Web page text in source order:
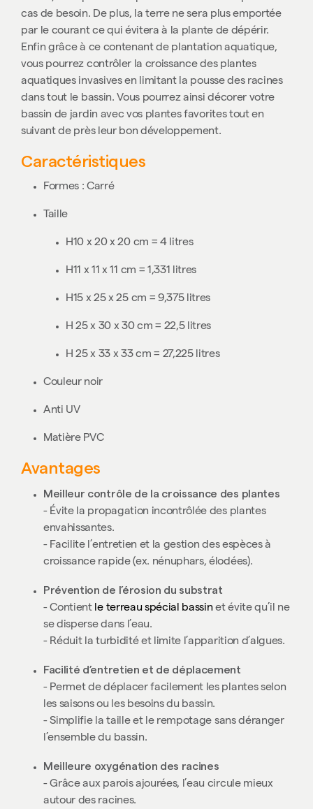
cas de besoin. De plus, la terre ne sera plus emportée
par le courant ce qui évitera à la plante de dépérir.
Enfin grâce à ce contenant de plantation aquatique,
vous pourrez contrôler la croissance des plantes
aquatiques invasives en limitant la pousse des racines
dans tout le bassin. Vous pourrez ainsi décorer votre
bassin de jardin avec vos plantes favorites tout en
suivant de près leur bon développement.
Caractéristiques
Formes : Carré
Taille
H10 x 20 x 20 cm = 4 litres
H11 x 11 x 11 cm = 1,331 litres
H15 x 25 x 25 cm = 9,375 litres
H 25 x 30 x 30 cm = 22,5 litres
H 25 x 33 x 33 cm = 27,225 litres
Couleur noir
Anti UV
Matière PVC
Avantages
Meilleur contrôle de la croissance des plantes
- Évite la propagation incontrôlée des plantes
envahissantes.
- Facilite l’entretien et la gestion des espèces à
croissance rapide (ex. nénuphars, élodées).
Prévention de l’érosion du substrat
- Contient le terreau spécial bassinet évite qu’il ne
se disperse dans l’eau.
- Réduit la turbidité et limite l’apparition d’algues.
Facilité d’entretien et de déplacement
- Permet de déplacer facilement les plantes selon
les saisons ou les besoins du bassin.
- Simplifie la taille et le rempotage sans déranger
l’ensemble du bassin.
Meilleure oxygénation des racines
- Grâce aux parois ajourées, l’eau circule mieux
autour des racines.